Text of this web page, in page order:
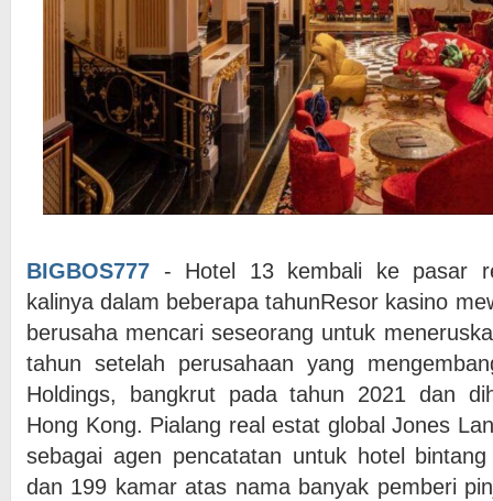
BIGBOS777 - Hotel 13 kembali ke pasar
kalinya dalam beberapa tahunResor kasino
berusaha mencari seseorang untuk
tahun setelah perusahaan yang
Holdings, bangkrut pada tahun 2021 dan
Hong Kong. Pialang real estat global Jones
sebagai agen pencatatan untuk hotel
dan 199 kamar atas nama banyak pemberi